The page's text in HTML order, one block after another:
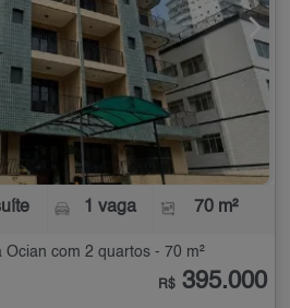
1 vaga 70 m²
com 2 quartos - 70 m²
R$ 395.000